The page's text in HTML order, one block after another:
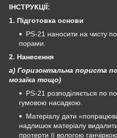
ІНСТРУКЦІЇ:
1. Підготовка основи
PS-21 наносити на чисту
порами.
2. Нанесення
а) Горизонтальна пориста
мозаїка тощо)
PS-21 розподіляється по
гумовою насадкою.
Матеріалу дати
надлишок матеріалу
протерти її вологою ганчіркою.